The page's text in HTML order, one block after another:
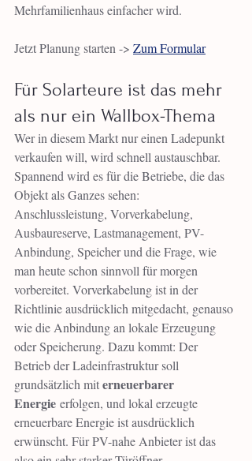
Mehrfamilienhaus einfacher wird.
Jetzt Planung starten -> Zum Formular
Für Solarteure ist das mehr
als nur ein Wallbox-Thema
Wer in diesem Markt nur einen Ladepunkt
verkaufen will, wird schnell austauschbar.
Spannend wird es für die Betriebe, die das
Objekt als Ganzes sehen:
Anschlussleistung, Vorverkabelung,
Ausbaureserve, Lastmanagement, PV-
Anbindung, Speicher und die Frage, wie
man heute schon sinnvoll für morgen
vorbereitet. Vorverkabelung ist in der
Richtlinie ausdrücklich mitgedacht, genauso
wie die Anbindung an lokale Erzeugung
oder Speicherung. Dazu kommt: Der
Betrieb der Ladeinfrastruktur soll
grundsätzlich mit erneuerbarer
Energie erfolgen, und lokal erzeugte
erneuerbare Energie ist ausdrücklich
erwünscht. Für PV-nahe Anbieter ist das